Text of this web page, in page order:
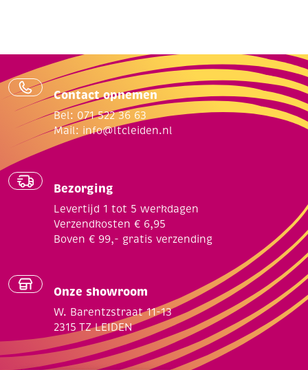
Contact opnemen
Bel: 071 522 36 63
Mail: info@ltcleiden.nl
Bezorging
Levertijd 1 tot 5 werkdagen
Verzendkosten € 6,95
Boven € 99,- gratis verzending
Onze showroom
W. Barentzstraat 11-13
2315 TZ LEIDEN